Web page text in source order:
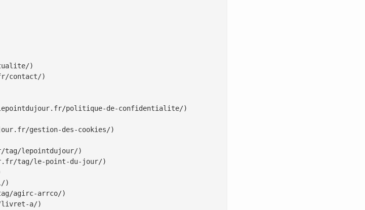
)
contact/)
politique-de-confidentialite/)
gestion-des-cookies/)
tag/lepointdujour/)
tag/le-point-du-jour/)
)
agirc-arrco/)
livret-a/)